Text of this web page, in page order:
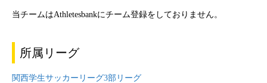
当チームはAthletesbankにチーム登録をしておりません。
所属リーグ
関西学生サッカーリーグ3部リーグ